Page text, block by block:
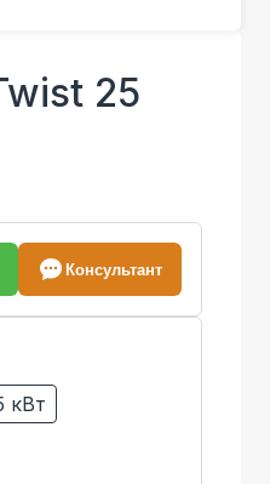
25
Консультант
кВт